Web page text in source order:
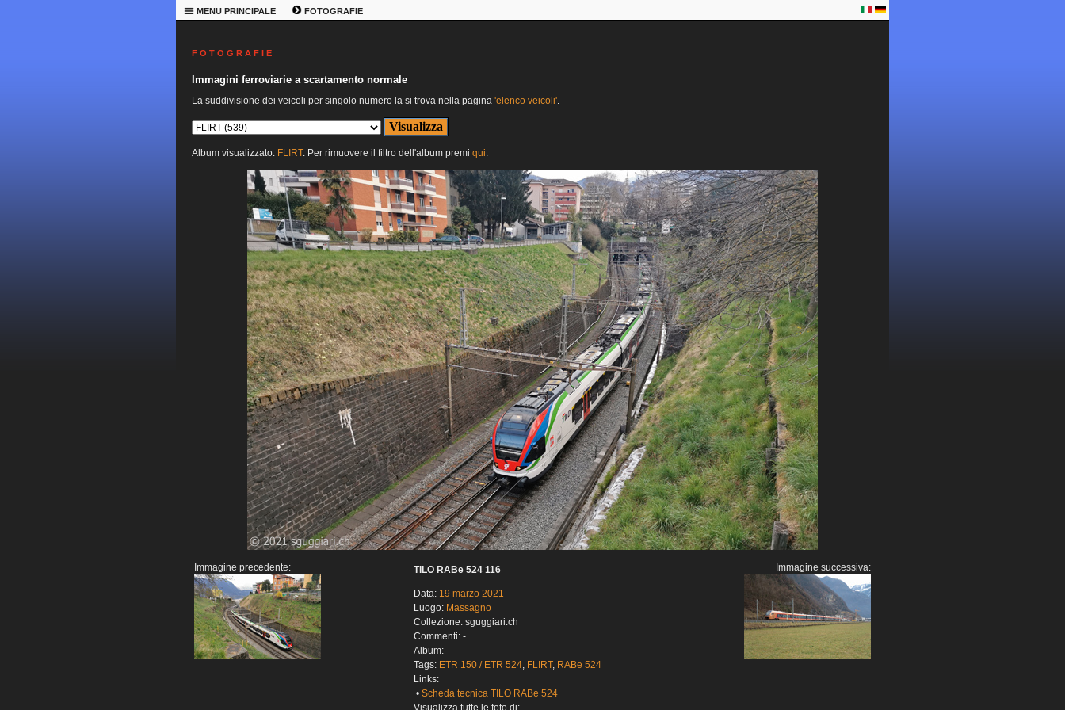
MENU PRINCIPALE FOTOGRAFIE
F O T O G R A F I E
Immagini ferroviarie a scartamento normale
La suddivisione dei veicoli per singolo numero la si trova nella pagina 'elenco veicoli'.
Album visualizzato: FLIRT. Per rimuovere il filtro dell'album premi qui.
Immagine precedente: TILO RABe 524 116
Data: 19 marzo 2021
Luogo: Massagno
Collezione: sguggiari.ch
Commenti: -
Album: -
Tags: ETR 150 / ETR 524, FLIRT, RABe 524
Links:
• Scheda tecnica TILO RABe 524
Immagine successiva: